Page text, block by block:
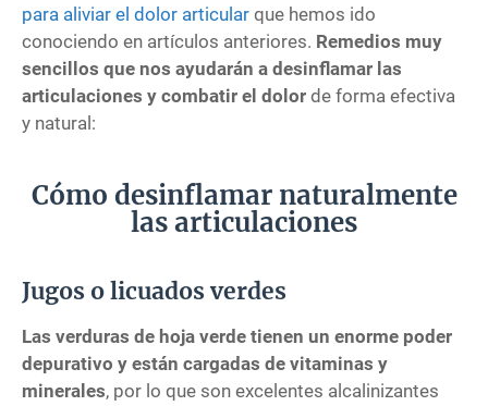
para aliviar el dolor articular que hemos ido
conociendo en artículos anteriores. Remedios muy
sencillos que nos ayudarán a desinflamar las
articulaciones y combatir el dolor de forma efectiva
y natural:
Cómo desinflamar naturalmente
las articulaciones
Jugos o licuados verdes
Las verduras de hoja verde tienen un enorme poder
depurativo y están cargadas de vitaminas y
minerales, por lo que son excelentes alcalinizantes